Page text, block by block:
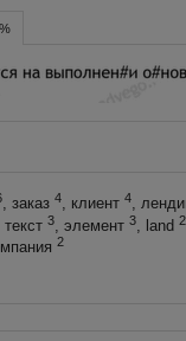
, заказ 4, клиент 4,
текст 3, элемент 3, land 2
2